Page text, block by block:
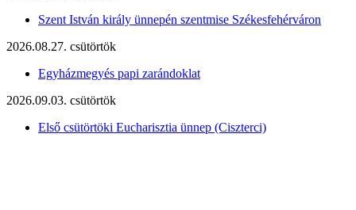
Szent István király ünnepén szentmise Székesfehérváron
2026.08.27. csütörtök
Egyházmegyés papi zarándoklat
2026.09.03. csütörtök
Első csütörtöki Eucharisztia ünnep (Ciszterci)